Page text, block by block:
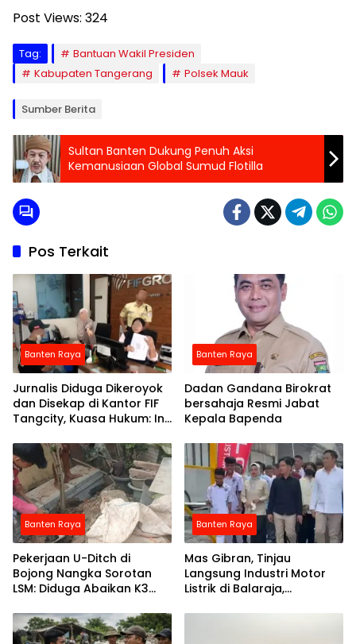
Post Views: 324
Tag:
Bantuan Wakil Presiden
Kabupaten Tangerang
Polsek Mauk
Sumber Berita
Sultan Banten Dukung Penuh Aksi
Kemanusiaan Global Sumud Flotilla
Pos Terkait
Banten Raya
Jurnalis Diduga Dikeroyok
dan Disekap di Kantor FIF
Tangcity, Kuasa Hukum: Ini
Penganiayaan, Tapi
Dugaan Pembungkaman
Pers
Banten Raya
Dadan Gandana Birokrat
bersahaja Resmi Jabat
Kepala Bapenda
Banten Raya
Pekerjaan U-Ditch di
Bojong Nangka Sorotan
LSM: Diduga Abaikan K3
Banten Raya
Mas Gibran, Tinjau
Langsung Industri Motor
Listrik di Balaraja,